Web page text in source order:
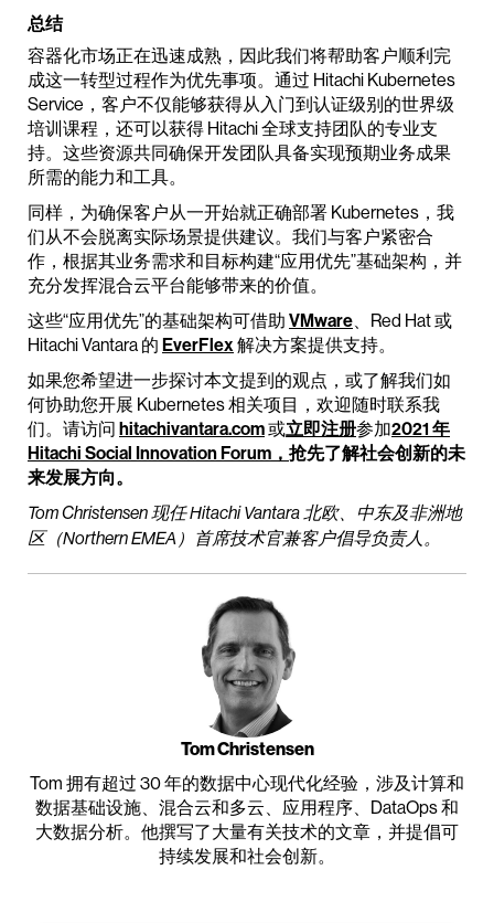
总结
容器化市场正在迅速成熟，因此我们将帮助客户顺利完
成这一转型过程作为优先事项。通过 Hitachi Kubernetes
Service，客户不仅能够获得从入门到认证级别的世界级
培训课程，还可以获得 Hitachi 全球支持团队的专业支
持。这些资源共同确保开发团队具备实现预期业务成果
所需的能力和工具。
同样，为确保客户从一开始就正确部署 Kubernetes，我
们从不会脱离实际场景提供建议。我们与客户紧密合
作，根据其业务需求和目标构建“应用优先”基础架构，并
充分发挥混合云平台能够带来的价值。
这些“应用优先”的基础架构可借助 VMware、Red Hat 或
Hitachi Vantara 的 EverFlex解决方案提供支持。
如果您希望进一步探讨本文提到的观点，或了解我们如
何协助您开展 Kubernetes 相关项目，欢迎随时联系我
们。请访问 hitachivantara.com或立即注册参加2021 年
Hitachi Social Innovation Forum， 抢先了解社会创新的未
来发展方向。
Tom Christensen 现任 Hitachi Vantara 北欧、中东及非洲地
区（Northern EMEA）首席技术官兼客户倡导负责人。
Tom Christensen
Tom 拥有超过 30 年的数据中心现代化经验，涉及计算和
数据基础设施、混合云和多云、应用程序、DataOps 和
大数据分析。他撰写了大量有关技术的文章，并提倡可
持续发展和社会创新。